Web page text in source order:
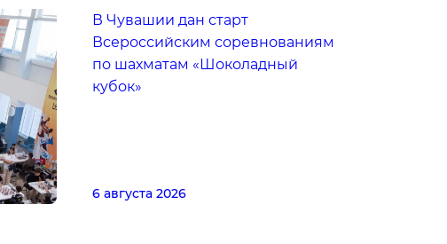
В Чувашии дан старт
Всероссийским соревнованиям
по шахматам «Шоколадный
кубок»
6 августа 2026